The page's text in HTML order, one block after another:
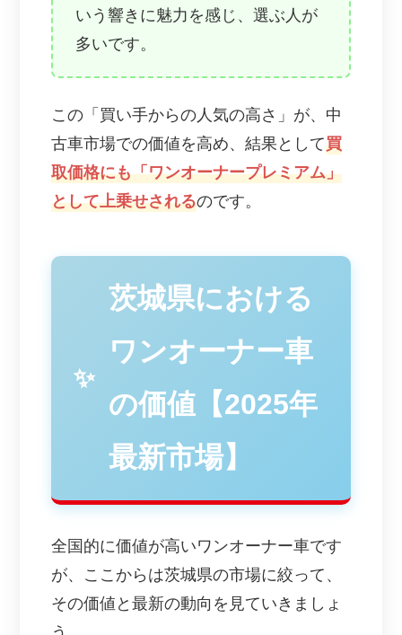
いう響きに魅力を感じ、選ぶ人が
多いです。
この「買い手からの人気の高さ」が、中
古車市場での価値を高め、結果として買
取価格にも「ワンオーナープレミアム」
として上乗せされるのです。
茨城県における
ワンオーナー車
の価値【2025年
最新市場】
全国的に価値が高いワンオーナー車です
が、ここからは茨城県の市場に絞って、
その価値と最新の動向を見ていきましょ